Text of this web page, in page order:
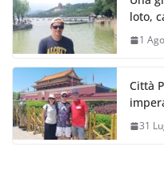
loto,
1
Città
31